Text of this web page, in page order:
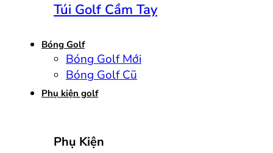
Túi Golf Cầm Tay
Bóng Golf
Bóng Golf Mới
Bóng Golf Cũ
Phụ kiện golf
Phụ Kiện